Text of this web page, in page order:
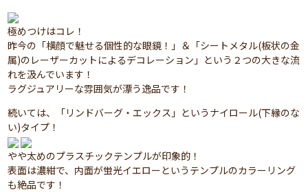
極めつけはコレ！
昨今の「横顔で魅せる個性的な眼鏡！」＆「シートメタル(板状の金
属)のレーザーカットによるデコレーション」という２つの大きな流
れを汲んでいます！
ラグジュアリーな雰囲気が漂う逸品です！
続いては、「リンドバーグ・エックス」というナイロール(下縁のな
い)タイプ！
やや太めのプラスチックテンプルが印象的！
表面は濃紺で、内面が蛍光イエローというテンプルのカラーリング
も絶品です！